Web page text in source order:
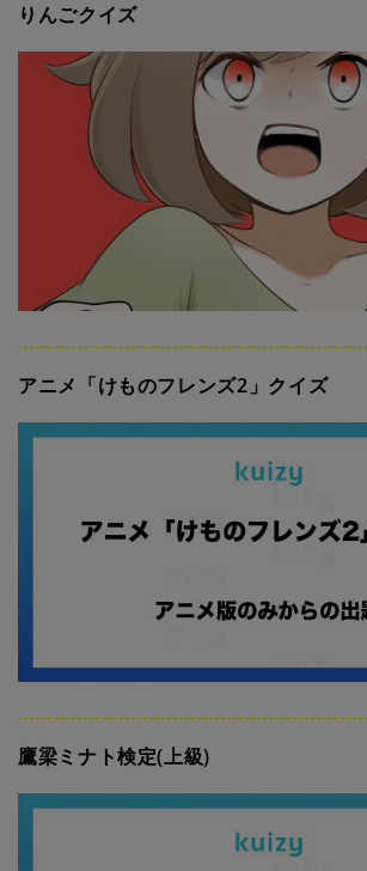
りんごクイズ
アニメ「けものフレンズ2」クイズ
鷹梁ミナト検定(上級)